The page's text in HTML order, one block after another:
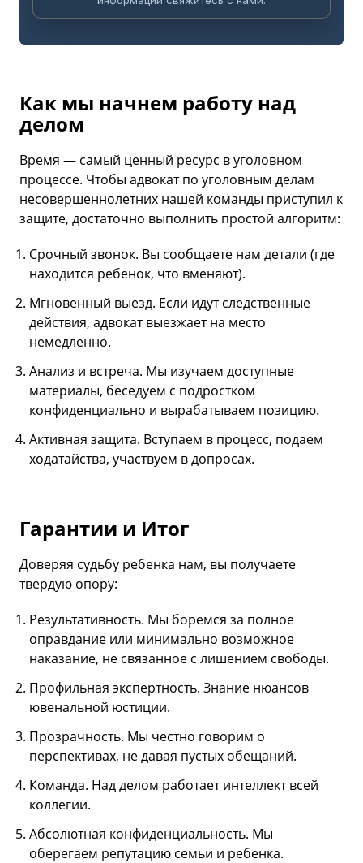
Как мы начнем работу над
делом
Время — самый ценный ресурс в уголовном
процессе. Чтобы адвокат по уголовным делам
несовершеннолетних нашей команды приступил к
защите, достаточно выполнить простой алгоритм:
Срочный звонок. Вы сообщаете нам детали (где
находится ребенок, что вменяют).
Мгновенный выезд. Если идут следственные
действия, адвокат выезжает на место
немедленно.
Анализ и встреча. Мы изучаем доступные
материалы, беседуем с подростком
конфиденциально и вырабатываем позицию.
Активная защита. Вступаем в процесс, подаем
ходатайства, участвуем в допросах.
Гарантии и Итог
Доверяя судьбу ребенка нам, вы получаете
твердую опору:
Результативность. Мы боремся за полное
оправдание или минимально возможное
наказание, не связанное с лишением свободы.
Профильная экспертность. Знание нюансов
ювенальной юстиции.
Прозрачность. Мы честно говорим о
перспективах, не давая пустых обещаний.
Команда. Над делом работает интеллект всей
коллегии.
Абсолютная конфиденциальность. Мы
оберегаем репутацию семьи и ребенка.